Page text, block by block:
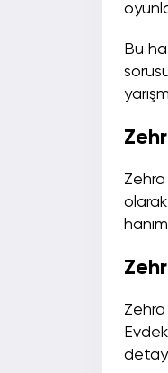
Bu
Zehra